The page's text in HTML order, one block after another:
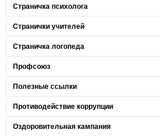
Страничка психолога
Странички учителей
Страничка логопеда
Профсоюз
Полезные ссылки
Противодействие коррупции
Оздоровительная кампания